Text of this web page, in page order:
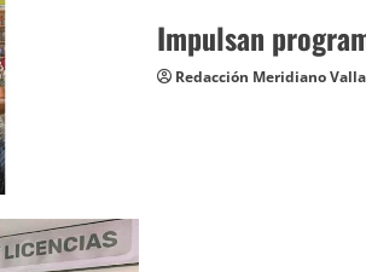
Impulsan
Redacción Meridiano